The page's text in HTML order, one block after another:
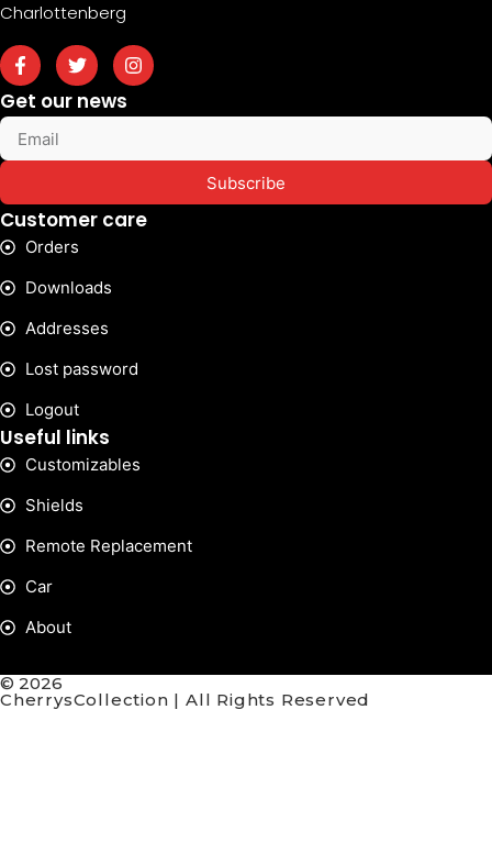
Charlottenberg
Get our news
Subscribe
Customer care
Orders
Downloads
Addresses
Lost password
Logout
Useful links
Customizables
Shields
Remote Replacement
Car
About
© 2026
CherrysCollection | All Rights Reserved